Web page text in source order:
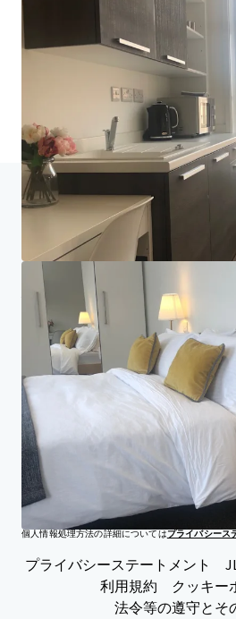
Jun 15, 2026
ホーム 1-5 Swan
投資家センター
ご要望
会社
プライバシー通知
ジョーンズ ラング ラサール（JLL）並びにその子会
べてのサービスをグローバルに提供する総合不動産
って自社で取り扱う個人情報を保護します。個人
ービスやイベント等のご案内を行う目的で収集され
切なセキュリティ対策により保護するよう努め、正
って必要とされる限り保管します。その後は、安全
個人情報処理方法の詳細についてはプライバシース
プライバシーステートメント
利用規約
クッキー
法令等の遵守とそ